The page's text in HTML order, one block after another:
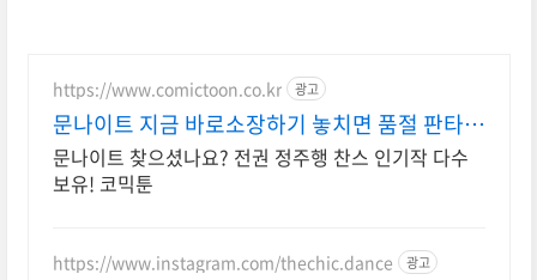
https://www.comictoon.co.kr 광고
문나이트 지금 바로소장하기 놓치면 품절 판타지
전권세트
문나이트 찾으셨나요? 전권 정주행 찬스 인기작 다수
보유! 코믹툰
https://www.instagram.com/thechic.dance 광고